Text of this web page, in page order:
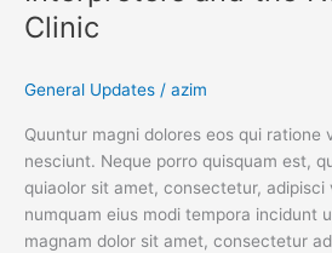
Clinic
General Updates / azim
Quuntur magni dolores eos qui ratione
nesciunt. Neque porro quisquam est,
quiaolor sit amet, consectetur, adipisci
numquam eius modi tempora incidunt
magnam dolor sit amet, consectetur
Nation’s
Health